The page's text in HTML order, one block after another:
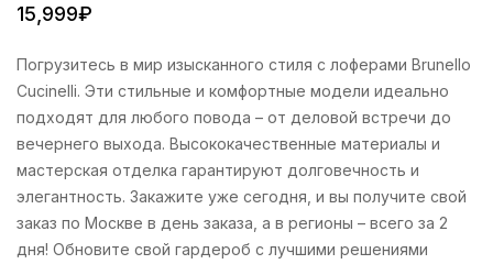
15,999₽
Погрузитесь в мир изысканного стиля с лоферами Brunello
Cucinelli. Эти стильные и комфортные модели идеально
подходят для любого повода – от деловой встречи до
вечернего выхода. Высококачественные материалы и
мастерская отделка гарантируют долговечность и
элегантность. Закажите уже сегодня, и вы получите свой
заказ по Москве в день заказа, а в регионы – всего за 2
дня! Обновите свой гардероб с лучшими решениями